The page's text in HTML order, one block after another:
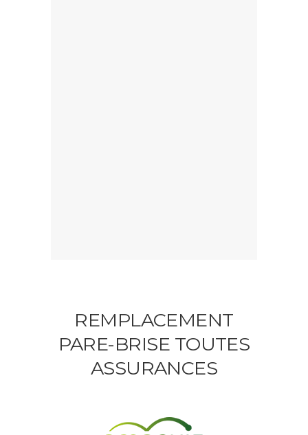
REMPLACEMENT
PARE-BRISE TOUTES
ASSURANCES